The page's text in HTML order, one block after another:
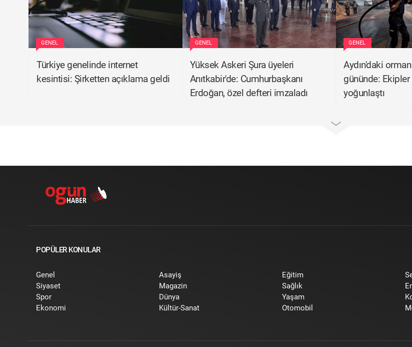
GENEL
Türkiye genelinde internet
kesintisi: Şirketten açıklama geldi
GENEL
Yüksek Askeri Şura üyeleri
Anıtkabir'de: Cumhurbaşkanı
Erdoğan, özel defteri imzaladı
GENEL
Aydın'daki orman
gününde:
yoğunlaştı
POPÜLER KONULAR
Genel
Siyaset
Spor
Ekonomi
Asayiş
Magazin
Dünya
Kültür-Sanat
Eğitim
Sağlık
Yaşam
Otomobil